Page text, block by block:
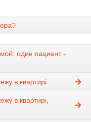
один пациент -
в квартирі
в квартирі,